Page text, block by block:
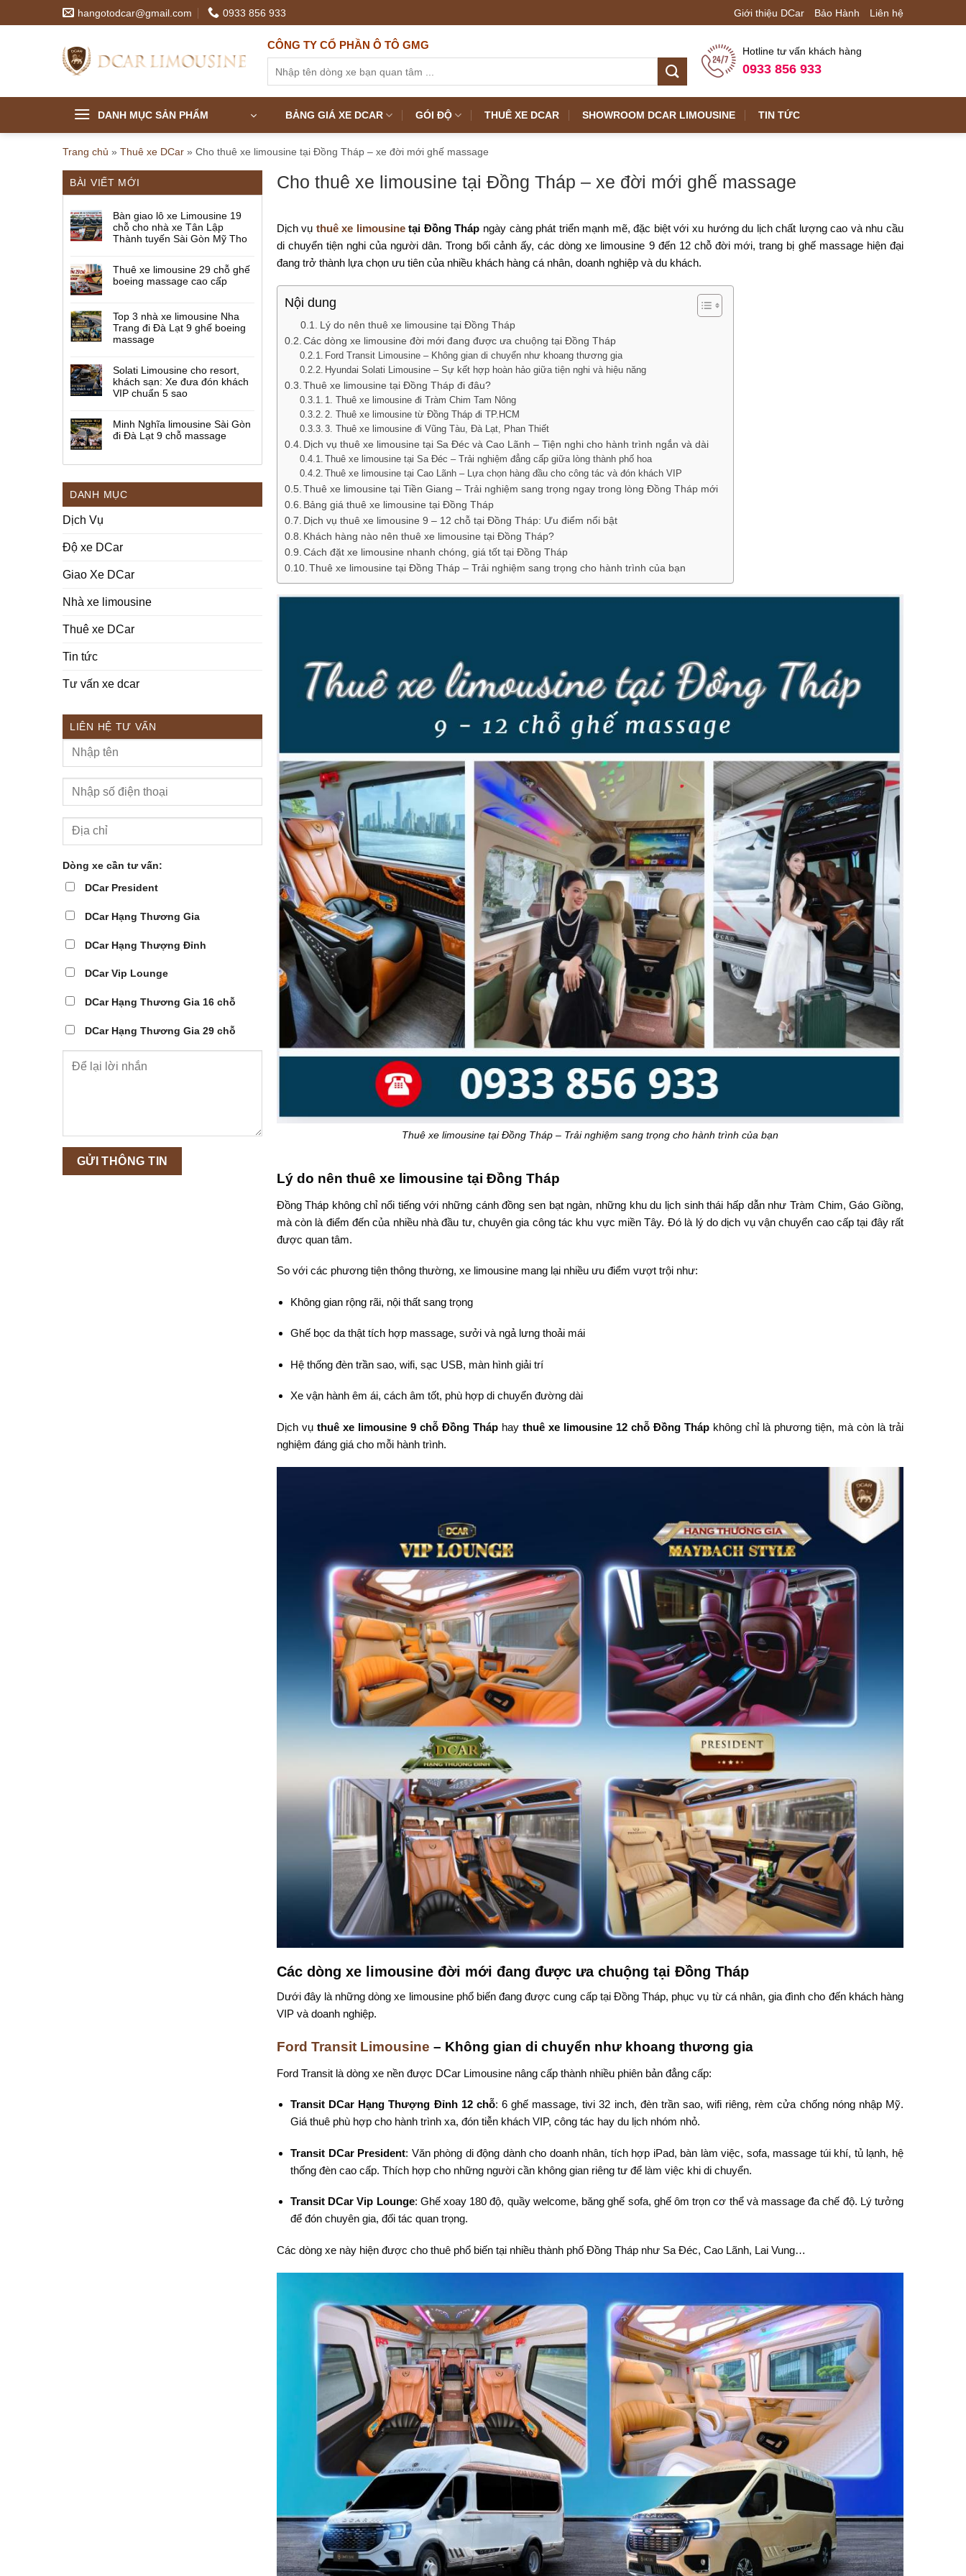
to
hangotodcar@gmail.com 0933 856 933 Giới thiệu DCar Bảo Hành Liên hệ
CÔNG TY CỔ PHẦN Ô TÔ GMG Hotline tư vấn khách hàng
0933 856 933
DANH MỤC SẢN PHẨM BẢNG GIÁ XE DCAR GÓI ĐỘ THUÊ XE DCAR SHOWROOM DCAR LIMOUSINE TIN TỨC
Trang chủ » Thuê xe DCar » Cho thuê xe limousine tại Đồng Tháp – xe đời mới ghế massage
BÀI VIẾT MỚI
Bàn giao lô xe Limousine 19
chỗ cho nhà xe Tân Lập
Thành tuyến Sài Gòn Mỹ Tho
Thuê xe limousine 29 chỗ ghế
boeing massage cao cấp
Top 3 nhà xe limousine Nha
Trang đi Đà Lạt 9 ghế boeing
massage
Solati Limousine cho resort,
khách sạn: Xe đưa đón khách
VIP chuẩn 5 sao
Minh Nghĩa limousine Sài Gòn
đi Đà Lạt 9 chỗ massage
DANH MỤC
Dịch Vụ
Độ xe DCar
Giao Xe DCar
Nhà xe limousine
Thuê xe DCar
Tin tức
Tư vấn xe dcar
LIÊN HỆ TƯ VẤN
Dòng xe cần tư vấn:
DCar President
DCar Hạng Thương Gia
DCar Hạng Thượng Đỉnh
DCar Vip Lounge
DCar Hạng Thương Gia 16 chỗ
DCar Hạng Thương Gia 29 chỗ
Cho thuê xe limousine tại Đồng Tháp – xe đời mới ghế massage
Dịch vụ thuê xe limousinetại Đồng Tháp ngày càng phát triển mạnh mẽ, đặc biệt với xu hướng du lịch chất lượng cao và nhu cầu
di chuyển tiện nghi của người dân. Trong bối cảnh ấy, các dòng xe limousine 9 đến 12 chỗ đời mới, trang bị ghế massage hiện đại
đang trở thành lựa chọn ưu tiên của nhiều khách hàng cá nhân, doanh nghiệp và du khách.
Nội dung
Lý do nên thuê xe limousine tại Đồng Tháp
Các dòng xe limousine đời mới đang được ưa chuộng tại Đồng Tháp
Ford Transit Limousine – Không gian di chuyển như khoang thương gia
Hyundai Solati Limousine – Sự kết hợp hoàn hảo giữa tiện nghi và hiệu năng
Thuê xe limousine tại Đồng Tháp đi đâu?
1. Thuê xe limousine đi Tràm Chim Tam Nông
2. Thuê xe limousine từ Đồng Tháp đi TP.HCM
3. Thuê xe limousine đi Vũng Tàu, Đà Lạt, Phan Thiết
Dịch vụ thuê xe limousine tại Sa Đéc và Cao Lãnh – Tiện nghi cho hành trình ngắn và dài
Thuê xe limousine tại Sa Đéc – Trải nghiệm đẳng cấp giữa lòng thành phố hoa
Thuê xe limousine tại Cao Lãnh – Lựa chọn hàng đầu cho công tác và đón khách VIP
Thuê xe limousine tại Tiền Giang – Trải nghiệm sang trọng ngay trong lòng Đồng Tháp mới
Bảng giá thuê xe limousine tại Đồng Tháp
Dịch vụ thuê xe limousine 9 – 12 chỗ tại Đồng Tháp: Ưu điểm nổi bật
Khách hàng nào nên thuê xe limousine tại Đồng Tháp?
Cách đặt xe limousine nhanh chóng, giá tốt tại Đồng Tháp
Thuê xe limousine tại Đồng Tháp – Trải nghiệm sang trọng cho hành trình của bạn
Thuê xe limousine tại Đồng Tháp – Trải nghiệm sang trọng cho hành trình của bạn
Lý do nên thuê xe limousine tại Đồng Tháp
Đồng Tháp không chỉ nổi tiếng với những cánh đồng sen bạt ngàn, những khu du lịch sinh thái hấp dẫn như Tràm Chim, Gáo Giồng,
mà còn là điểm đến của nhiều nhà đầu tư, chuyên gia công tác khu vực miền Tây. Đó là lý do dịch vụ vận chuyển cao cấp tại đây rất
được quan tâm.
So với các phương tiện thông thường, xe limousine mang lại nhiều ưu điểm vượt trội như:
Không gian rộng rãi, nội thất sang trọng
Ghế bọc da thật tích hợp massage, sưởi và ngả lưng thoải mái
Hệ thống đèn trần sao, wifi, sạc USB, màn hình giải trí
Xe vận hành êm ái, cách âm tốt, phù hợp di chuyển đường dài
Dịch vụ thuê xe limousine 9 chỗ Đồng Tháphay thuê xe limousine 12 chỗ Đồng Thápkhông chỉ là phương tiện, mà còn là trải
nghiệm đáng giá cho mỗi hành trình.
Các dòng xe limousine đời mới đang được ưa chuộng tại Đồng Tháp
Dưới đây là những dòng xe limousine phổ biến đang được cung cấp tại Đồng Tháp, phục vụ từ cá nhân, gia đình cho đến khách hàng
VIP và doanh nghiệp.
Ford Transit Limousine – Không gian di chuyển như khoang thương gia
Ford Transit là dòng xe nền được DCar Limousine nâng cấp thành nhiều phiên bản đẳng cấp:
Transit DCar Hạng Thượng Đỉnh 12 chỗ: 6 ghế massage, tivi 32 inch, đèn trần sao, wifi riêng, rèm cửa chống nóng nhập Mỹ.
Giá thuê phù hợp cho hành trình xa, đón tiễn khách VIP, công tác hay du lịch nhóm nhỏ.
Transit DCar President: Văn phòng di động dành cho doanh nhân, tích hợp iPad, bàn làm việc, sofa, massage túi khí, tủ lạnh, hệ
thống đèn cao cấp. Thích hợp cho những người cần không gian riêng tư để làm việc khi di chuyển.
Transit DCar Vip Lounge: Ghế xoay 180 độ, quầy welcome, băng ghế sofa, ghế ôm trọn cơ thể và massage đa chế độ. Lý tưởng
để đón chuyên gia, đối tác quan trọng.
Các dòng xe này hiện được cho thuê phổ biến tại nhiều thành phố Đồng Tháp như Sa Đéc, Cao Lãnh, Lai Vung…